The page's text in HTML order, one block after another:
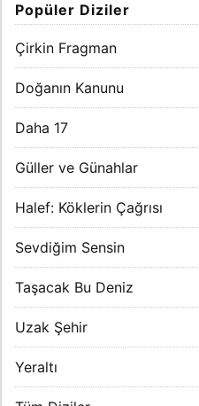
Popüler Diziler
Çirkin Fragman
Doğanın Kanunu
Daha 17
Güller ve Günahlar
Halef: Köklerin Çağrısı
Sevdiğim Sensin
Taşacak Bu Deniz
Uzak Şehir
Yeraltı